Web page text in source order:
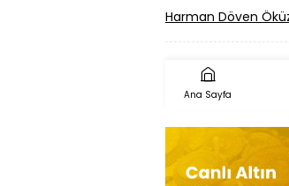
Harman Döven
Ana Sayfa